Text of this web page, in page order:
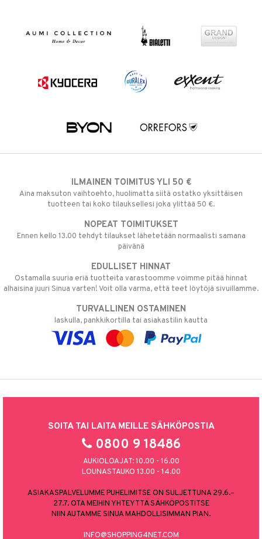
ILMAINEN TOIMITUS YLI 50 €
Aina maksuton vaihtoehto, huolimatta siitä ostatko yksittäisen
tuotteen tai koko tilauksellesi joka ylittää 50 €.
NOPEAT TOIMITUKSET
Ennen kello 13.00 tehdyt tilaukset lähetetään normaalisti samana
päivänä
EDULLISET HINNAT
Ostamalla suuria eriä tuotteita varastoomme voimme pitää hinnat
alhaisina juuri Sinua varten! Voit olla varma, että teet löytöjä sivuillamme.
TURVALLINEN OSTAMINEN
laskulla, pankkikortilla tai asiakastilin kautta
SOITA TAI LAITA MEILLE SÄHKÖPOSTIA
0800 9 18486
AUKIOLOAJAT: 10.00 - 16.00
LOUNASTAUKO 13.00 - 14.00
ASIAKASPALVELUMME PUHELIMITSE ON SULJETTUNA 29.6.–
27.7. OTA MEIHIN YHTEYTTÄ SÄHKÖPOSTITSE
NIIN AUTAMME SINUA MAHDOLLISIMMAN PIAN.
INFO@SHOPPING4NET.COM